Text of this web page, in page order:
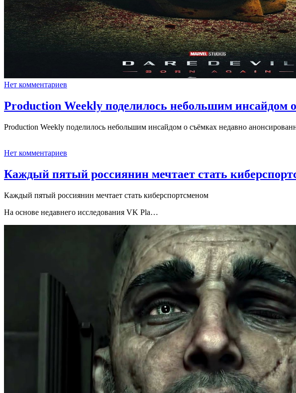
Нет комментариев
Production Weekly поделилось небольшим инсайдом
Production Weekly поделилось небольшим инсайдом о съёмках недавно
Нет комментариев
Каждый пятый россиянин мечтает стать
Каждый пятый россиянин мечтает стать киберспортсменом
На основе недавнего исследования VK Pla…